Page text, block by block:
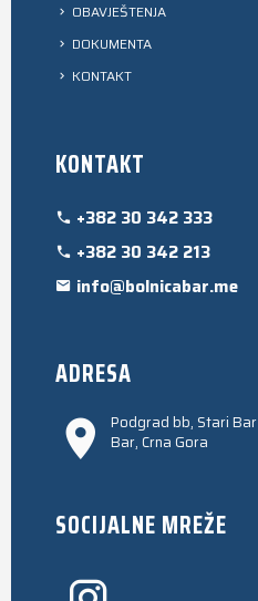
OBAVJEŠTENJA
DOKUMENTA
KONTAKT
KONTAKT
+382 30 342 333
+382 30 342 213
info@bolnicabar.me
ADRESA
Podgrad bb, Stari Bar
Bar, Crna Gora
SOCIJALNE MREŽE